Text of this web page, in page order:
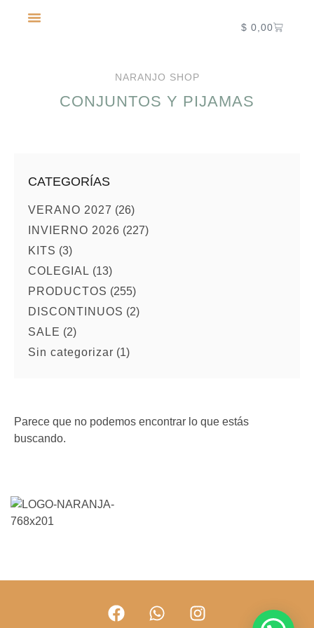
$ 0,00
NARANJO SHOP
CONJUNTOS Y PIJAMAS
CATEGORÍAS
VERANO 2027 (26)
INVIERNO 2026 (227)
KITS (3)
COLEGIAL (13)
PRODUCTOS (255)
DISCONTINUOS (2)
SALE (2)
Sin categorizar (1)
Parece que no podemos encontrar lo que estás
buscando.